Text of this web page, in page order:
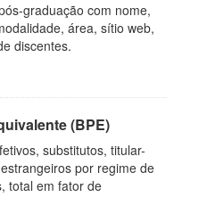
graduação com nome,
área, sítio web,
discentes.
(BPE)
substitutos, titular-
por regime de
total em fator de